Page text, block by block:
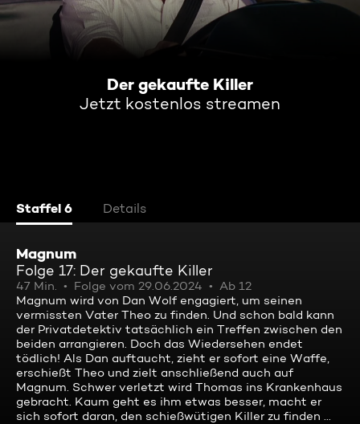
Der gekaufte Killer
Jetzt kostenlos streamen
Staffel 6 Details
Magnum
Folge 17: Der gekaufte Killer
47 Min. Folge vom 29.06.2024
Ab 12
Magnum wird von Dan Wolf engagiert, um seinen
vermissten Vater Theo zu finden. Und schon bald kann
der Privatdetektiv tatsächlich ein Treffen zwischen den
beiden arrangieren. Doch das Wiedersehen endet
tödlich! Als Dan auftaucht, zieht er sofort eine Waffe,
erschießt Theo und zielt anschließend auch auf
Magnum. Schwer verletzt wird Thomas ins Krankenhaus
gebracht. Kaum geht es ihm etwas besser, macht er
sich sofort daran, den schießwütigen Killer zu finden ...